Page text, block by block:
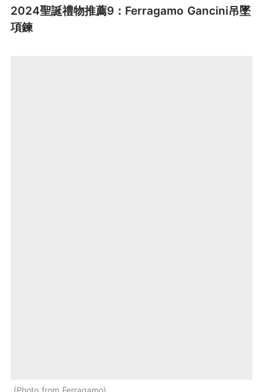
2024聖誕禮物推薦9：Ferragamo Gancini吊墜
項鍊
Photo from Ferragamo